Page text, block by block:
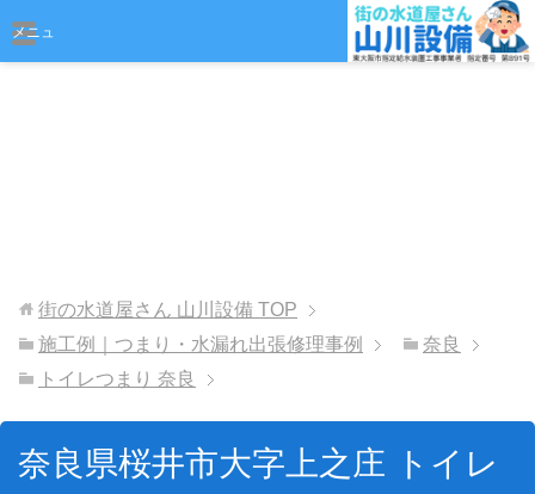
メニュ
街の水道屋さん 山川設備 TOP
施工例｜つまり・水漏れ出張修理事例
奈良
トイレつまり 奈良
奈良県桜井市大字上之庄 トイレ